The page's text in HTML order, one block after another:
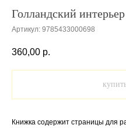
Голландский интерьер
Артикул: 9785433000698
360,00 р.
Книжка содержит страницы для